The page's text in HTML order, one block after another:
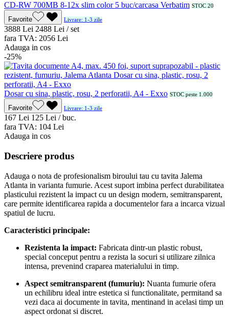
CD-RW 700MB 8-12x slim color 5 buc/carcasa Verbatim STOC 20
Favorite Livrare: 1-3 zile
3888 Lei 2488 Lei / set
fara TVA: 2056 Lei
Adauga in cos
-25%
Dosar cu sina, plastic, rosu, 2 perforatii, A4 - Exxo STOC peste 1.000
Favorite Livrare: 1-3 zile
167 Lei 1 25 Lei / buc.
fara TVA: 104 Lei
Adauga in cos
Descriere produs
Adauga o nota de profesionalism biroului tau cu tavita Jalema
Atlanta in varianta fumurie. Acest suport imbina perfect durabilitatea
plasticului rezistent la impact cu un design modern, semitransparent,
care permite identificarea rapida a documentelor fara a incarca vizual
spatiul de lucru.
Caracteristici principale:
Rezistenta la impact: Fabricata dintr-un plastic robust,
special conceput pentru a rezista la socuri si utilizare zilnica
intensa, prevenind craparea materialului in timp.
Aspect semitransparent (fumuriu): Nuanta fumurie ofera
un echilibru ideal intre estetica si functionalitate, permitand sa
vezi daca ai documente in tavita, mentinand in acelasi timp un
aspect ordonat si discret.